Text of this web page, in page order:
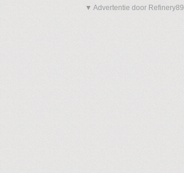
▼ Advertentie door Refinery89